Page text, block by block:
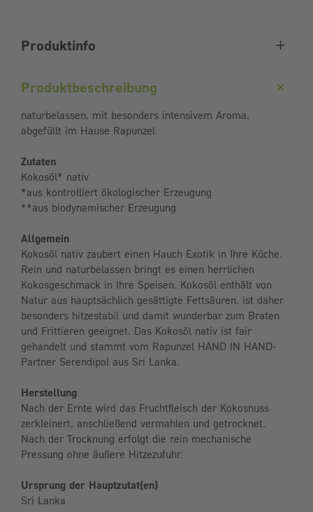
Produktinfo
Produktbeschreibung
naturbelassen, mit besonders intensivem Aroma,
abgefüllt im Hause Rapunzel
Zutaten
Kokosöl* nativ
*aus kontrolliert ökologischer Erzeugung
**aus biodynamischer Erzeugung
Allgemein
Kokosöl nativ zaubert einen Hauch Exotik in Ihre Küche.
Rein und naturbelassen bringt es einen herrlichen
Kokosgeschmack in Ihre Speisen. Kokosöl enthält von
Natur aus hauptsächlich gesättigte Fettsäuren, ist daher
besonders hitzestabil und damit wunderbar zum Braten
und Frittieren geeignet. Das Kokosöl nativ ist fair
gehandelt und stammt vom Rapunzel HAND IN HAND-
Partner Serendipol aus Sri Lanka.
Herstellung
Nach der Ernte wird das Fruchtfleisch der Kokosnuss
zerkleinert, anschließend vermahlen und getrocknet.
Nach der Trocknung erfolgt die rein mechanische
Pressung ohne äußere Hitzezufuhr.
Ursprung der Hauptzutat(en)
Sri Lanka